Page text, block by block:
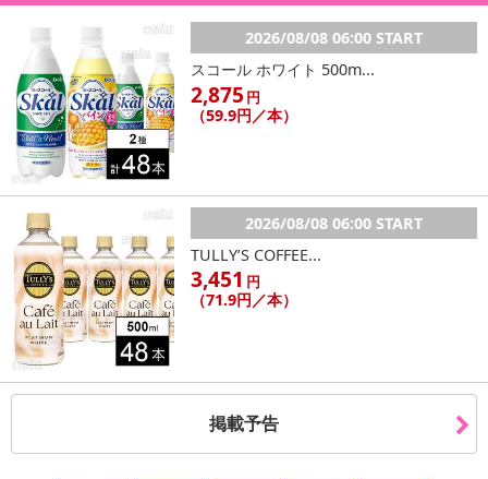
2026/08/08 06:00 START
スコール ホワイト 500m...
2,875 円
（59.9円／本）
2026/08/08 06:00 START
TULLY’S COFFEE...
3,451 円
（71.9円／本）
掲載予告